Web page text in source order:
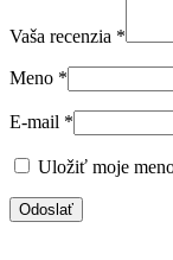
Vaša recenzia *
Meno *
E-mail *
Uložiť moje